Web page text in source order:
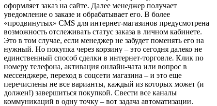
оформляет заказ на сайте. Далее менеджер получает
уведомление о заказе и обрабатывает его. В более
«продвинутых» CMS для интернет-магазинов предусмотрена
возможность отслеживать статус заказа в личном кабинете.
Это в том случае, если менеджер не забудет поменять его на
нужный. Но покупка через корзину – это сегодня далеко не
единственный способ сделки в интернет-торговле. Клик по
номеру телефона, активация онлайн-чата или вопрос в
мессенджере, переход в соцсети магазина – и это еще
перечислены не все варианты, каждый из которых может (и
должен!) завершиться покупкой. Свести все каналы
коммуникаций в одну точку – вот задача автоматизации.